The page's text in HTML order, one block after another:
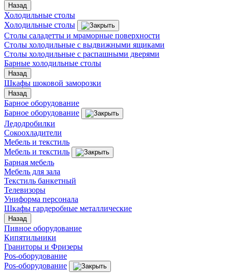
Назад
Холодильные столы
Холодильные столы
Столы саладетты и мраморные поверхности
Столы холодильные с выдвижными ящиками
Столы холодильные с распашными дверями
Барные холодильные столы
Назад
Шкафы шоковой заморозки
Назад
Барное оборудование
Барное оборудование
Ледодробилки
Сокоохладители
Мебель и текстиль
Мебель и текстиль
Барная мебель
Мебель для зала
Текстиль банкетный
Телевизоры
Униформа персонала
Шкафы гардеробные металлические
Назад
Пивное оборудование
Кипятильники
Граниторы и Фризеры
Pos-оборудование
Pos-оборудование